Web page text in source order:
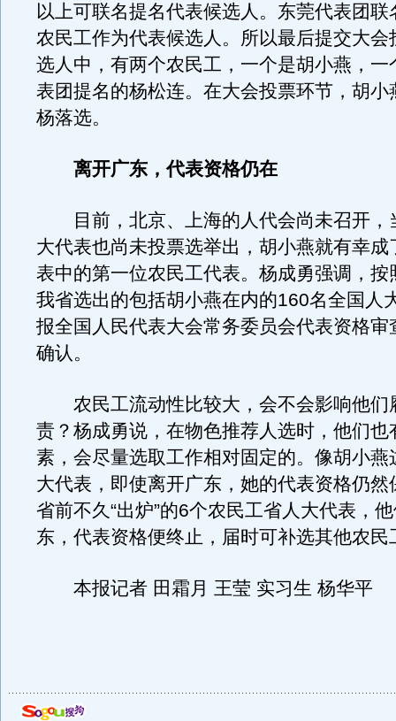
以上可联名提名代表候选人。东莞代表团联
农民工作为代表候选人。所以最后提交大会
选人中，有两个农民工，一个是胡小燕，一
表团提名的杨松连。在大会投票环节，胡小
杨落选。
离开广东，代表资格仍在
目前，北京、上海的人代会尚未召开，
大代表也尚未投票选举出，胡小燕就有幸成
表中的第一位农民工代表。杨成勇强调，按
我省选出的包括胡小燕在内的160名全国人
报全国人民代表大会常务委员会代表资格审
确认。
农民工流动性比较大，会不会影响他们
责？杨成勇说，在物色推荐人选时，他们也
素，会尽量选取工作相对固定的。像胡小燕
大代表，即使离开广东，她的代表资格仍然
省前不久“出炉”的6个农民工省人大代表，
东，代表资格便终止，届时可补选其他农民
本报记者 田霜月 王莹 实习生 杨华平